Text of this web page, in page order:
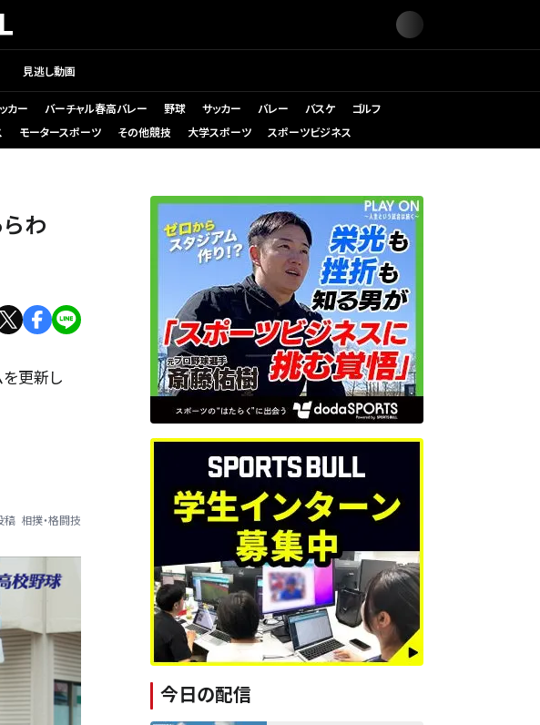
見逃し動画
カー バーチャル春高バレー 野球 サッカー バレー バスケ
ゴルフ
モータースポーツ その他競技 大学スポーツ スポーツビジネス
わ
更新し
稿 相撲・格闘技
今日の配信